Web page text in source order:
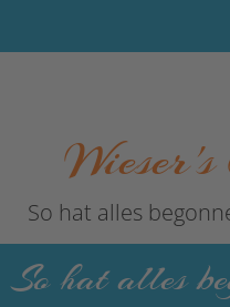
So hat alles
So hat alles